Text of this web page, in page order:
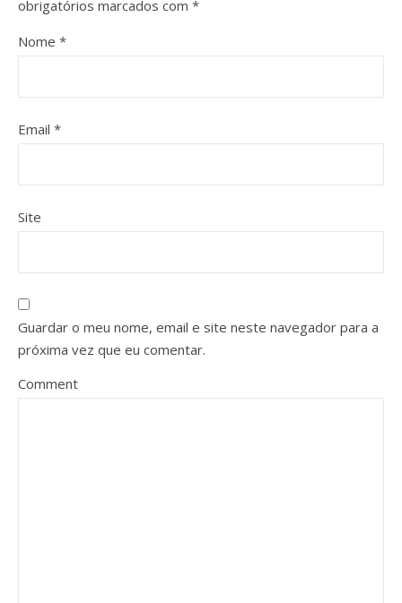
obrigatórios marcados com *
Nome *
Email *
Site
Guardar o meu nome, email e site neste navegador para a
próxima vez que eu comentar.
Comment